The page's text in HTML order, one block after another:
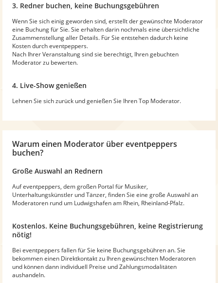
3. Redner buchen, keine Buchungsgebühren
Wenn Sie sich einig geworden sind, erstellt der gewünschte Moderator
eine Buchung für Sie. Sie erhalten darin nochmals eine übersichtliche
Zusammenstellung aller Details. Für Sie entstehen dadurch keine
Kosten durch eventpeppers.
Nach Ihrer Veranstaltung sind sie berechtigt, Ihren gebuchten
Moderator zu bewerten.
4. Live-Show genießen
Lehnen Sie sich zurück und genießen Sie Ihren Top Moderator.
Warum einen Moderator über eventpeppers
buchen?
Große Auswahl an Rednern
Auf eventpeppers, dem großen Portal für Musiker,
Unterhaltungskünstler und Tänzer, finden Sie eine große Auswahl an
Moderatoren rund um Ludwigshafen am Rhein, Rheinland-Pfalz.
Kostenlos. Keine Buchungsgebühren, keine Registrierung
nötig!
Bei eventpeppers fallen für Sie keine Buchungsgebühren an. Sie
bekommen einen Direktkontakt zu Ihren gewünschten Moderatoren
und können dann individuell Preise und Zahlungsmodalitäten
aushandeln.